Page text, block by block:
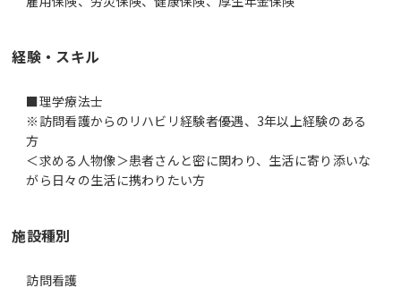
経験・スキル
■理学療法士
※訪問看護からのリハビリ経験者優遇、3年以上経験のある
方
＜求める人物像＞患者さんと密に関わり、生活に寄り添いな
がら日々の生活に携わりたい方
施設種別
訪問看護